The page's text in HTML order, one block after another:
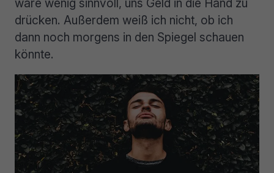
drücken. Außerdem weiß ich nicht, ob ich
dann noch morgens in den Spiegel schauen
könnte.